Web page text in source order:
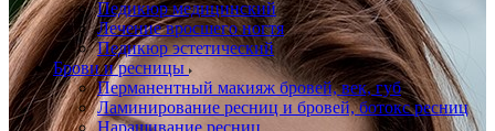
Педикюр медицинский
Лечение вросшего ногтя
Педикюр эстетический
Брови и ресницы
Перманентный макияж бровей, век, губ
Ламинирование ресниц и бровей, бoтoкс ресниц
Наращивание ресниц